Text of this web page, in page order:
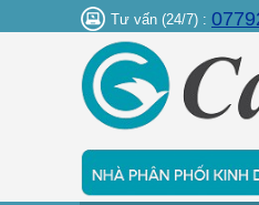
Tư vấn (24/7) :